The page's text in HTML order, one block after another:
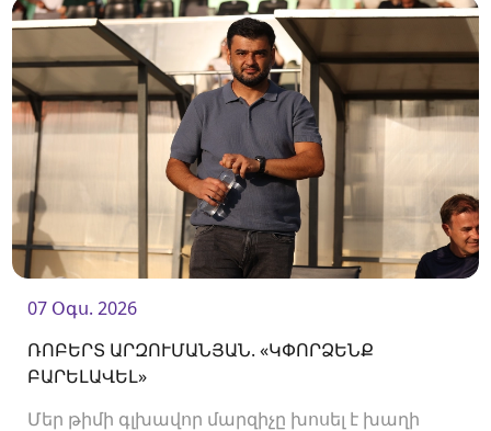
07 Օգս. 2026
ՌՈԲԵՐՏ ԱՐԶՈՒՄԱՆՅԱՆ. «ԿՓՈՐՁԵՆՔ
ԲԱՐԵԼԱՎԵԼ»
Մեր թիմի գլխավոր մարզիչը խոսել է խաղի